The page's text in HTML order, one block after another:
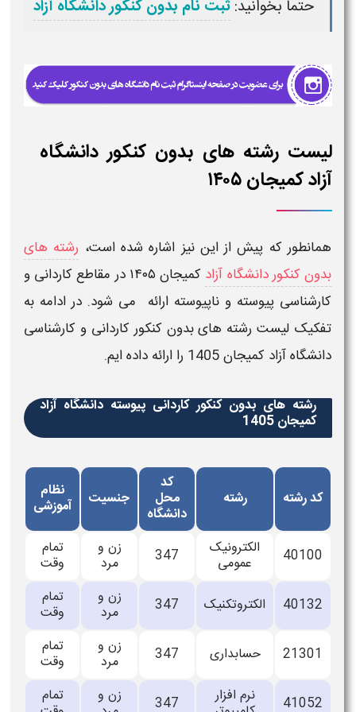
حتما بخوانید:ثبت نام بدون کنکور دانشگاه آزاد
لیست رشته های بدون کنکور دانشگاه
آزاد کمیجان ۱۴۰۵
همانطور که پیش از این نیز اشاره شده است، رشته های
بدون کنکور دانشگاه آزاد کمیجان
۱۴۰۵ در مقاطع کاردانی و
کارشناسی پیوسته و ناپیوسته ارائه می شود. در ادامه به
تفکیک لیست رشته های بدون کنکور کاردانی و کارشناسی
دانشگاه آزاد کمیجان1405 را ارائه داده ایم.
رشته های بدون کنکور کاردانی پیوسته دانشگاه آزاد
کمیجان 1405
کد رشته رشته
کد
محل
دانشگاه
جنسیت نظام
آموزشی
40100 الکترونیک
عمومی 347 زن و
مرد
تمام
وقت
40132
الکتروتکنیک 347 زن و
مرد
تمام
وقت
21301
حسابداری 347 زن و
مرد
تمام
وقت
41052
نرم افزار 347 زن و تمام